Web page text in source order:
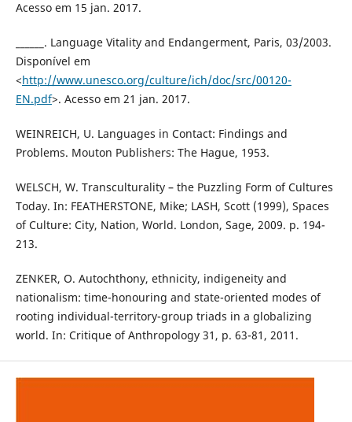
Acesso em 15 jan. 2017.
______. Language Vitality and Endangerment, Paris, 03/2003.
Disponível em
<http://www.unesco.org/culture/ich/doc/src/00120-
EN.pdf>. Acesso em 21 jan. 2017.
WEINREICH, U. Languages in Contact: Findings and
Problems. Mouton Publishers: The Hague, 1953.
WELSCH, W. Transculturality – the Puzzling Form of Cultures
Today. In: FEATHERSTONE, Mike; LASH, Scott (1999), Spaces
of Culture: City, Nation, World. London, Sage, 2009. p. 194-
213.
ZENKER, O. Autochthony, ethnicity, indigeneity and
nationalism: time-honouring and state-oriented modes of
rooting individual-territory-group triads in a globalizing
world. In: Critique of Anthropology 31, p. 63-81, 2011.